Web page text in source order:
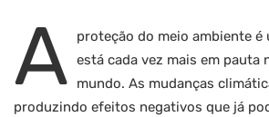
A
proteção do meio ambiente é
está cada vez mais em pauta
mundo. As mudanças
produzindo efeitos negativos que já